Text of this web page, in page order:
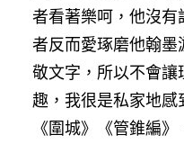
者看著樂呵，他沒
者反而愛琢磨他翰
敬文字，所以不會
趣，我很是私家地
《圍城》《管錐編